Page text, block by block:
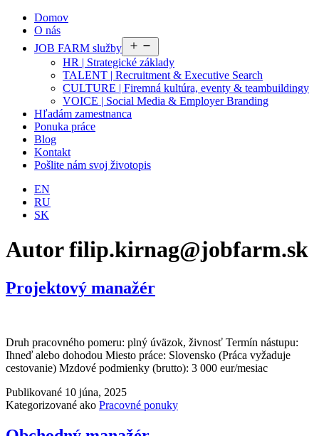
Domov
O nás
JOB FARM služby
menu
HR | Strategické základy
TALENT | Recruitment & Executive Search
CULTURE | Firemná kultúra, eventy & teambuildingy
VOICE | Social Media & Employer Branding
Hľadám zamestnanca
Ponuka práce
Blog
Kontakt
Pošlite nám svoj životopis
EN
RU
SK
Autorfilip.kirnag@jobfarm.sk
Projektový manažér
Druh pracovného pomeru: plný úväzok, živnosť Termín nástupu:
Ihneď alebo dohodou Miesto práce: Slovensko (Práca vyžaduje
cestovanie) Mzdové podmienky (brutto): 3 000 eur/mesiac
Publikované 10 júna, 2025
Kategorizované ako Pracovné ponuky